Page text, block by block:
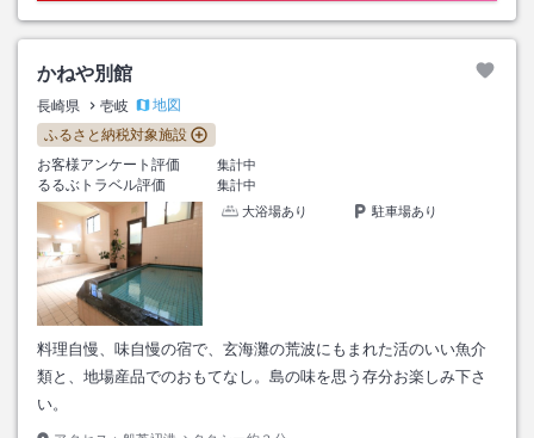
かねや別館
長崎県 壱岐
地図
ふるさと納税対象施設
お客様アンケート評価
集計中
るるぶトラベル評価
集計中
大浴場あり
駐車場あり
料理自慢、味自慢の宿で、玄海灘の荒波にもまれた活のいい魚介
類と、地場産品でのおもてなし。島の味を思う存分お楽しみ下さ
い。